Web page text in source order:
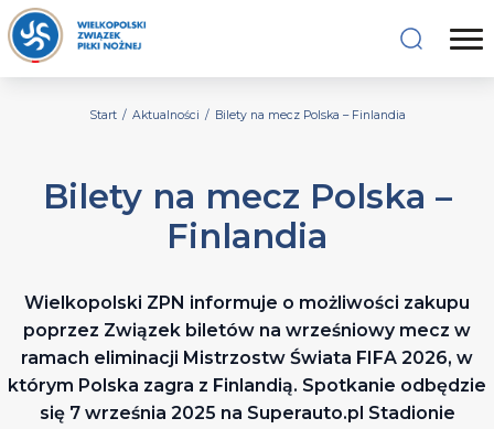
Start / Aktualności / Bilety na mecz Polska – Finlandia
Bilety na mecz Polska –
Finlandia
Wielkopolski ZPN informuje o możliwości zakupu
poprzez Związek biletów na wrześniowy mecz w
ramach eliminacji Mistrzostw Świata FIFA 2026, w
którym Polska zagra z Finlandią. Spotkanie odbędzie
się 7 września 2025 na Superauto.pl Stadionie